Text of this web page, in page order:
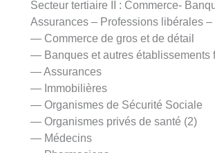
Secteur tertiaire II : Commerce-
Assurances – Professions libérales –
— Commerce de gros et de détail
— Banques et autres établissements
— Assurances
— Immobilières
— Organismes de Sécurité Sociale
— Organismes privés de santé (2)
— Médecins